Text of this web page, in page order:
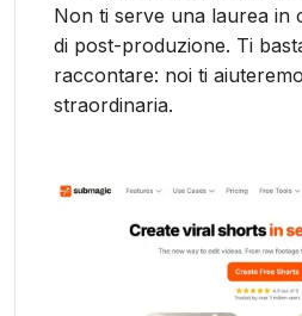
Non ti serve una laurea in
di post-produzione. Ti
raccontare: noi ti
straordinaria.